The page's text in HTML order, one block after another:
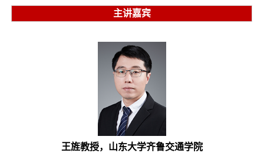
主讲嘉宾
王旌教授，山东大学齐鲁交通学院